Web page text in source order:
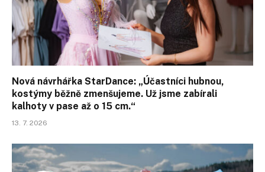
Nová návrhářka StarDance: „Účastníci hubnou,
kostýmy běžně zmenšujeme. Už jsme zabírali
kalhoty v pase až o 15 cm.“
13. 7. 2026